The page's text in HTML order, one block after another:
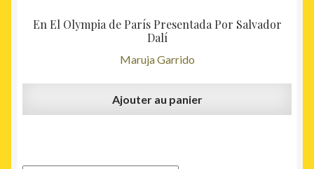
En El Olympia de París Presentada Por Salvador
Dalí
Maruja Garrido
Ajouter au panier